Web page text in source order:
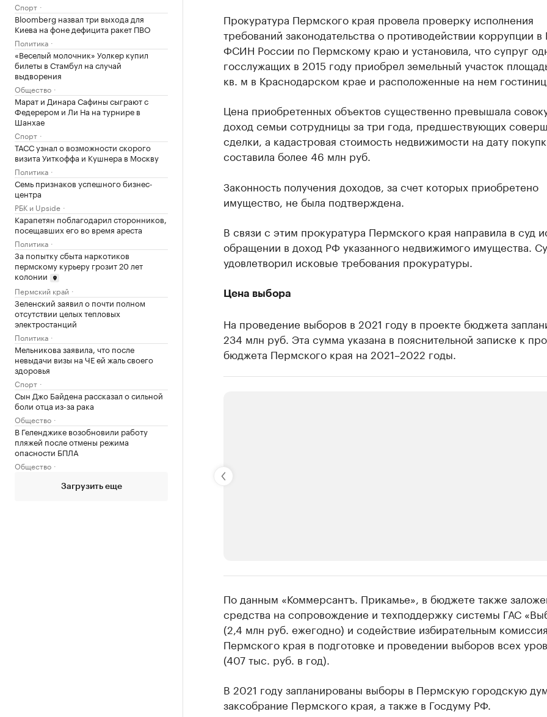
Спорт
Bloomberg назвал три выхода для
Киева на фоне дефицита ракет ПВО
Политика
«Веселый молочник» Уолкер купил
билеты в Стамбул на случай
выдворения
Общество
Марат и Динара Сафины сыграют с
Федерером и Ли На на турнире в
Шанхае
Спорт
ТАСС узнал о возможности скорого
визита Уиткоффа и Кушнера в Москву
Политика
Семь признаков успешного бизнес-
центра
РБК и Upside
Карапетян поблагодарил сторонников,
посещавших его во время ареста
Политика
За попытку сбыта наркотиков
пермскому курьеру грозит 20 лет
колонии
Пермский край
Зеленский заявил о почти полном
отсутствии целых тепловых
электростанций
Политика
Мельникова заявила, что после
невыдачи визы на ЧЕ ей жаль своего
здоровья
Спорт
Сын Джо Байдена рассказал о сильной
боли отца из-за рака
Общество
В Геленджике возобновили работу
пляжей после отмены режима
опасности БПЛА
Общество
Загрузить еще
Прокуратура Пермского края провела проверку исполнения
требований законодательства о противодействии коррупции в
ФСИН России по Пермскому краю и установила, что супруг
госслужащих в 2015 году приобрел земельный участок
кв. м в Краснодарском крае и расположенные на нем
Цена приобретенных объектов существенно превышала
доход семьи сотрудницы за три года, предшествующих
сделки, а кадастровая стоимость недвижимости на дату
составила более 46 млн руб.
Законность получения доходов, за счет которых приобретено
имущество, не была подтверждена.
В связи с этим прокуратура Пермского края направила в суд
обращении в доход РФ указанного недвижимого имущества.
удовлетворил исковые требования прокуратуры.
Цена выбора
На проведение выборов в 2021 году в проекте бюджета
234 млн руб. Эта сумма указана в пояснительной записке к
бюджета Пермского края на 2021–2022 годы.
Крупнейшие производители и продавцы медийной
Ознакомьтесь с информацией в каталоге
По данным «Коммерсантъ. Прикамье», в бюджете также
средства на сопровождение и техподдержку системы ГАС
(2,4 млн руб. ежегодно) и содействие избирательным
Пермского края в подготовке и проведении выборов всех
(407 тыс. руб. в год).
В 2021 году запланированы выборы в Пермскую городскую
заксобрание Пермского края, а также в Госдуму РФ.